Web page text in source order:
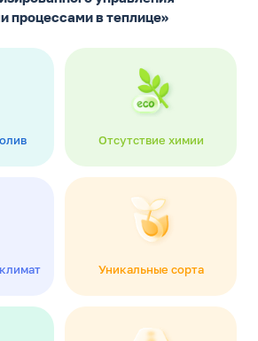
процессами в теплице»
Отсутствие химии
Уникальные сорта